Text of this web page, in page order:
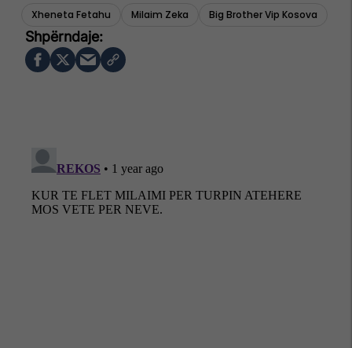
Xheneta Fetahu Milaim Zeka Big Brother Vip Kosova